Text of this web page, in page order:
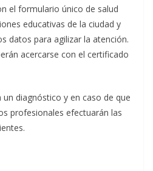
el formulario único de salud
educativas de la ciudad y
datos para agilizar la atención.
acercarse con el certificado
diagnóstico y en caso de que
profesionales efectuarán las